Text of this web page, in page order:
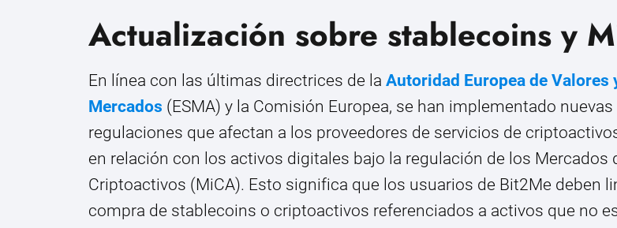
Actualización sobre stablecoins y
En línea con las últimas directrices de la Autoridad Europea de Valores
Mercados (ESMA) y la Comisión Europea, se han implementado nuevas
regulaciones que afectan a los proveedores de servicios de
en relación con los activos digitales bajo la regulación de los Mercados
Criptoactivos (MiCA). Esto significa que los usuarios de Bit2Me deben
compra de stablecoins o criptoactivos referenciados a activos que no